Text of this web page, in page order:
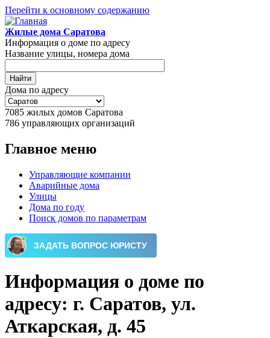
Перейти к основному содержанию
Жилые дома Саратова
Информация о доме по адресу
Название улицы, номера дома
Дома по адресу
7085 жилых домов Саратова
786 управляющих организаций
Главное меню
Управляющие компании
Аварийные дома
Улицы
Дома по году
Поиск домов по параметрам
Информация о доме по
адресу: г. Саратов, ул.
Аткарская, д. 45